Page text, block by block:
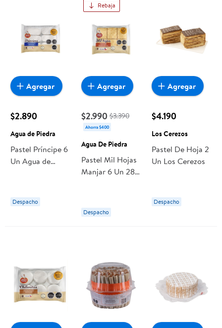
$2.890
Agua de Piedra
Pastel Príncipe 6
Un Agua de
Despacho
Agregar
Rebaja
$2.990 $3.390
Ahorra $400
Agua De Piedra
Pastel Mil Hojas
Manjar 6 Un 280
Despacho
Agregar
$4.190
Los Cerezos
Pastel De Hoja 2
Un Los Cerezos
Despacho
Agregar